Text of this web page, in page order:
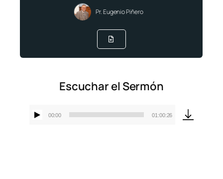
Pr. Eugenio Piñero
Escuchar el Sermón
Reproductor
00:00 01:00:26